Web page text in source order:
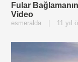
Fular
Video
esmeralda 11 yıl